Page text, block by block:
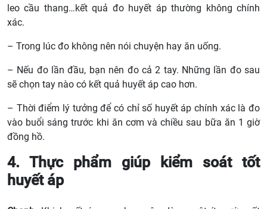
leo cầu thang…kết quả đo huyết áp thường không chính
xác.
– Trong lúc đo không nên nói chuyện hay ăn uống.
– Nếu đo lần đầu, bạn nên đo cả 2 tay. Những lần đo sau
sẽ chọn tay nào có kết quả huyết áp cao hơn.
– Thời điểm lý tưởng để có chỉ số huyết áp chính xác là đo
vào buổi sáng trước khi ăn cơm và chiều sau bữa ăn 1 giờ
đồng hồ.
4. Thực phẩm giúp kiểm soát tốt
huyết áp